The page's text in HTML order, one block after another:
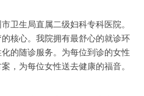
生局直属二级妇科专科医院。
核心。我院拥有最舒心的就诊环
的随诊服务。为每位到诊的女性
，为每位女性送去健康的福音。